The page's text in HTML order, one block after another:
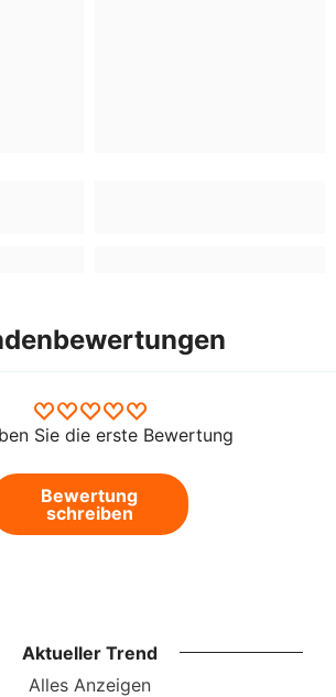
Sie die erste Bewertung
Bewertung
schreiben
Aktueller Trend
Alles Anzeigen